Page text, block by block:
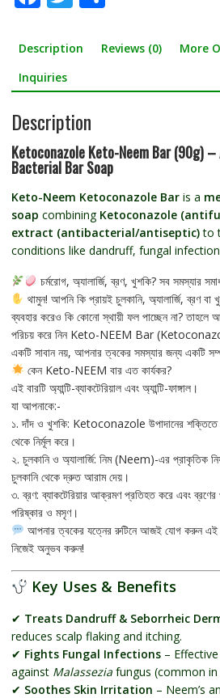
e
b
o
o
k
itt ar
Description Reviews (0) More
Inquiries
Description
KetoconazoleKeto-Neem Bar (90g)
Bacterial Bar Soap
Keto-Neem Ketoconazole Baris a
soap combining Ketoconazole
extract (antibacterial/antiseptic)to
conditions like dandruff, fungal
চর্মরোগ, অ্যালার্জি, ব্রণ, খুশকি? সব সমস্যার
থামুন! আপনি কি প্রায়ই চুলকানি, অ্যালার্জি, ব্রণ বা
ব্যবহার করেও কি কোনো স্থায়ী ফল পাচ্ছেন না?
​পরিচয় করে নিন Keto-NEEM Bar
একটি সাবান নয়, আপনার ত্বকের সমস্যার জন্য একটি
কেন Keto-NEEM বার এত কার্যকর?
​এই বারটি অ্যান্টি-ব্যাকটেরিয়াল এবং অ্যান্টি-ফাঙ্গাল।
যা আপনাকে:-
​১. দাঁদ ও খুশকি: Ketoconazole উপাদানের শক্তিতে
থেকে নির্মূল করে।
​২. চুলকানি ও অ্যালার্জি: নিম (Neem)-এর প্রাকৃতিক
চুলকানি থেকে দ্রুত আরাম দেয়।
​৩. ব্রণ: ব্যাকটেরিয়ার আক্রমণ প্রতিহত করে এবং
পরিষ্কার ও মসৃণ।
আপনার ত্বকের যত্নের রুটিনে আজই যোগ করুন এই
নিজেই অনুভব করুন!
Key Uses & Benefits
✔ Treats Dandruff & Seborrheic
reduces scalp flaking and itching.
✔ Fights Fungal Infections– Effective
against Malasseziafungus (common in
✔ Soothes Skin Irritation – Neem’s